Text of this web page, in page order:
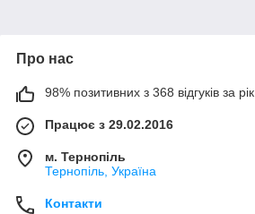
Про нас
98% позитивних з 368 відгуків за рік
Працює з 29.02.2016
м. Тернопіль
Тернопіль, Україна
Контакти